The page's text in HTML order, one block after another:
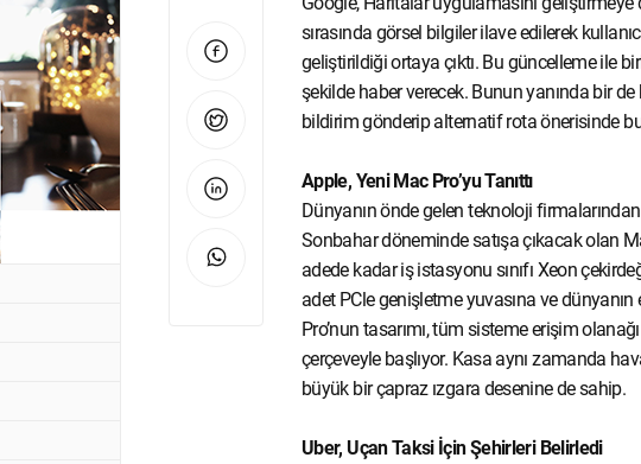
sırasında görsel bilgiler ilave edilerek
geliştirildiği ortaya çıktı. Bu güncelleme ile
şekilde haber verecek. Bunun yanında bir
bildirim gönderip alternatif rota önerisinde
Apple, Yeni Mac Pro’yu Tanıttı
Dünyanın önde gelen teknoloji
Sonbahar döneminde satışa çıkacak olan
adede kadar iş istasyonu sınıfı Xeon
adet PCle genişletme yuvasına ve
Pro’nun tasarımı, tüm sisteme erişim
çerçeveyle başlıyor. Kasa aynı zamanda
büyük bir çapraz ızgara desenine de sahip.
Uber, Uçan Taksi İçin Şehirleri Belirledi